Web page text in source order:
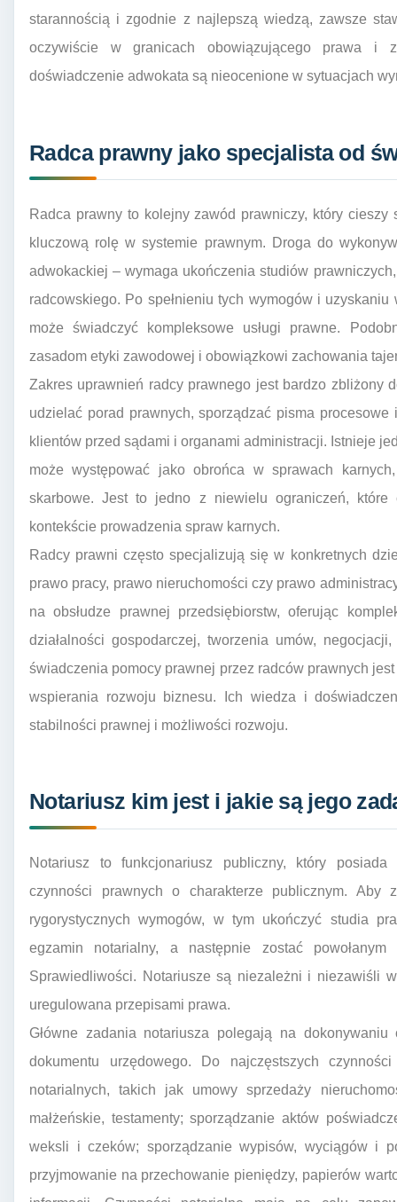
starannością i zgodnie z najlepszą wiedzą, zawsze
oczywiście w granicach obowiązującego prawa i
doświadczenie adwokata są nieocenione w sytuacjach
Radca prawny jako specjalista od
Radca prawny to kolejny zawód prawniczy, który cieszy
kluczową rolę w systemie prawnym. Droga do
adwokackiej – wymaga ukończenia studiów
radcowskiego. Po spełnieniu tych wymogów i
może świadczyć kompleksowe usługi prawne.
zasadom etyki zawodowej i obowiązkowi zachowania
Zakres uprawnień radcy prawnego jest bardzo zbliżony
udzielać porad prawnych, sporządzać pisma
klientów przed sądami i organami administracji. Istnieje
może występować jako obrońca w sprawach
skarbowe. Jest to jedno z niewielu ograniczeń,
kontekście prowadzenia spraw karnych.
Radcy prawni często specjalizują się w konkretnych
prawo pracy, prawo nieruchomości czy prawo
na obsłudze prawnej przedsiębiorstw, oferując
działalności gospodarczej, tworzenia umów,
świadczenia pomocy prawnej przez radców prawnych
wspierania rozwoju biznesu. Ich wiedza i
stabilności prawnej i możliwości rozwoju.
Notariusz kim jest i jakie są jego
Notariusz to funkcjonariusz publiczny, który
czynności prawnych o charakterze publicznym. Aby
rygorystycznych wymogów, w tym ukończyć studia
egzamin notarialny, a następnie zostać
Sprawiedliwości. Notariusze są niezależni i niezawiśli
uregulowana przepisami prawa.
Główne zadania notariusza polegają na
dokumentu urzędowego. Do najczęstszych
notarialnych, takich jak umowy sprzedaży
małżeńskie, testamenty; sporządzanie aktów
weksli i czeków; sporządzanie wypisów, wyciągów i
przyjmowanie na przechowanie pieniędzy, papierów